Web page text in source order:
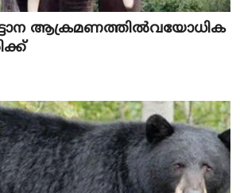
ആ​ക്ര​മ​ണ​ത്തി​ല്‍വ​യോ​ധി​ക​